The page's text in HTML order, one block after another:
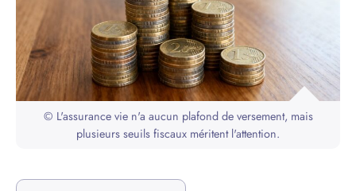
© L'assurance vie n'a aucun plafond de versement, mais
plusieurs seuils fiscaux méritent l'attention.